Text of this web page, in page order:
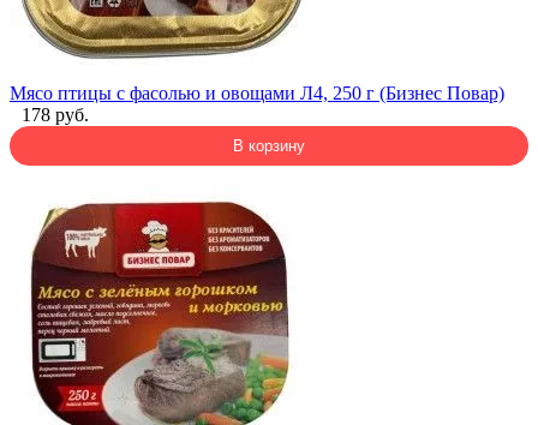
Мясо птицы с фасолью и овощами Л4, 250 г (Бизнес Повар)
178 руб.
В корзину